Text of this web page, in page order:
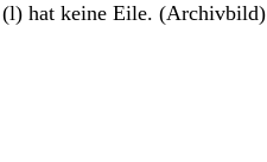
(l) hat keine Eile. (Archivbild)